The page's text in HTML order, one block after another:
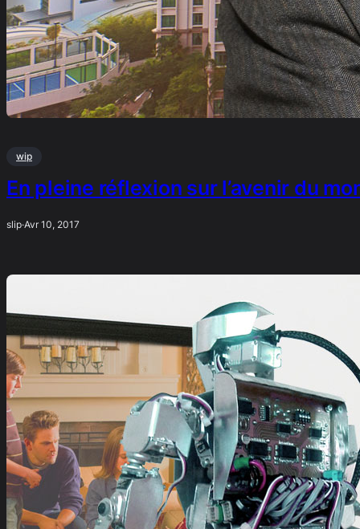
wip
En pleine réflexion sur l’avenir du
slip·Avr 10, 2017